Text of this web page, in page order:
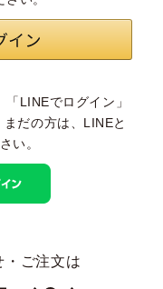
LINEでログイン」
だの方は、 LINEと
い。
・ご注文は